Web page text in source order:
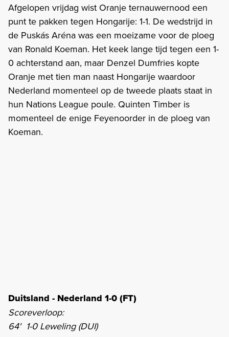
Afgelopen vrijdag wist Oranje ternauwernood een
punt te pakken tegen Hongarije: 1-1. De wedstrijd in
de Puskás Aréna was een moeizame voor de ploeg
van Ronald Koeman. Het keek lange tijd tegen een 1-
0 achterstand aan, maar Denzel Dumfries kopte
Oranje met tien man naast Hongarije waardoor
Nederland momenteel op de tweede plaats staat in
hun Nations League poule. Quinten Timber is
momenteel de enige Feyenoorder in de ploeg van
Koeman.
Duitsland - Nederland 1-0 (FT)
Scoreverloop:
64' 1-0 Leweling (DUI)